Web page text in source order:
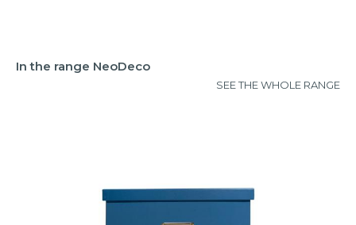
In the range NeoDeco
SEE THE WHOLE RANGE